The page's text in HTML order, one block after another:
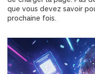
que vous devez savoir
prochaine fois.